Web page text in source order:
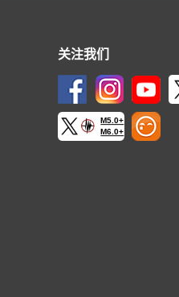
关注我们
M5.0+
M6.0+